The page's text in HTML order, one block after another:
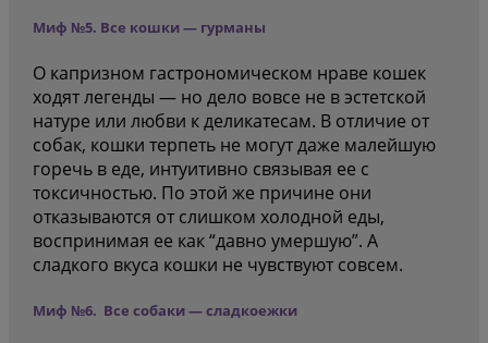
Миф №5. Все кошки — гурманы
О капризном гастрономическом нраве кошек
ходят легенды — но дело вовсе не в эстетской
натуре или любви к деликатесам. В отличие от
собак, кошки терпеть не могут даже малейшую
горечь в еде, интуитивно связывая ее с
токсичностью. По этой же причине они
отказываются от слишком холодной еды,
воспринимая ее как “давно умершую”. А
сладкого вкуса кошки не чувствуют совсем.
Миф №6. Все собаки — сладкоежки